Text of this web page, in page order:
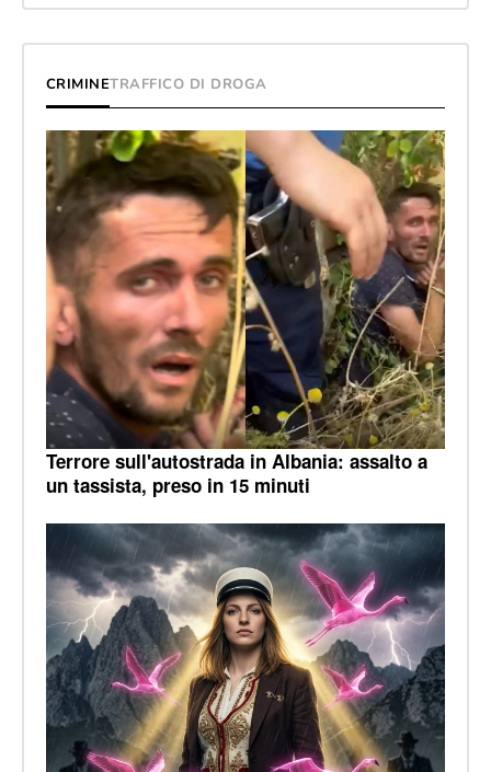
CRIMINETRAFFICO DI DROGA
Terrore sull'autostrada in Albania: assalto a
un tassista, preso in 15 minuti